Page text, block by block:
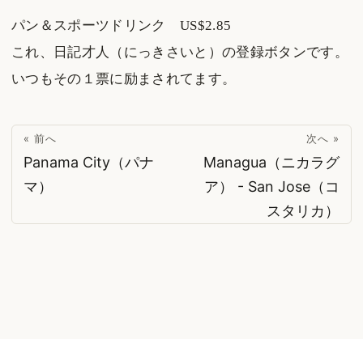
パン＆スポーツドリンク US$2.85
これ、日記才人（にっきさいと）の登録ボタンです。
いつもその１票に励まされてます。
« 前へ
Panama City（パナ
マ）
次へ »
Managua（ニカラグ
ア） - San Jose（コ
スタリカ）